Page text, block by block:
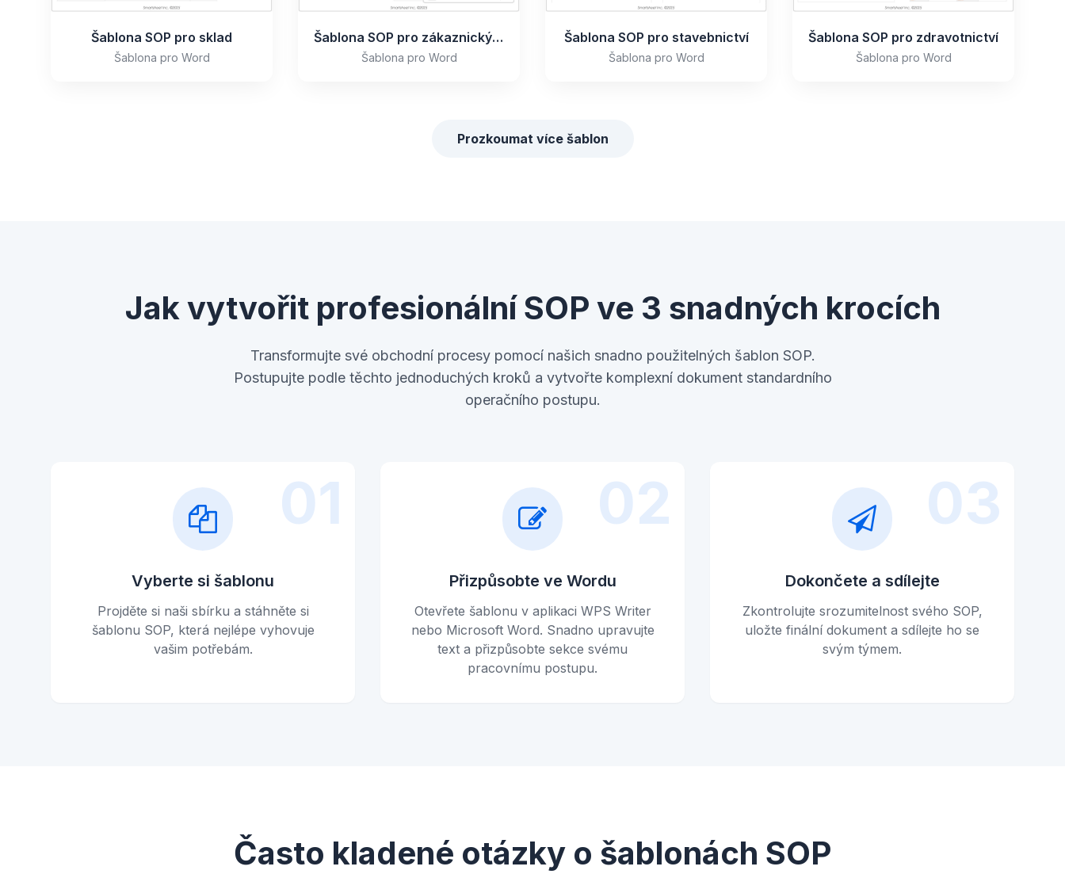
Šablona SOP pro sklad
Šablona pro Word
Šablona SOP pro zákaznický servis
Šablona pro Word
Šablona SOP pro stavebnictví
Šablona pro Word
Šablona SOP pro zdravotnictví
Šablona pro Word
Prozkoumat více šablon
Jak vytvořit profesionální SOP ve 3 snadných krocích
Transformujte své obchodní procesy pomocí našich snadno použitelných šablon SOP.
Postupujte podle těchto jednoduchých kroků a vytvořte komplexní dokument standardního
operačního postupu.
01
Vyberte si šablonu
Projděte si naši sbírku a stáhněte si
šablonu SOP, která nejlépe vyhovuje
vašim potřebám.
02
Přizpůsobte ve Wordu
Otevřete šablonu v aplikaci WPS Writer
nebo Microsoft Word. Snadno upravujte
text a přizpůsobte sekce svému
pracovnímu postupu.
03
Dokončete a sdílejte
Zkontrolujte srozumitelnost svého SOP,
uložte finální dokument a sdílejte ho se
svým týmem.
Často kladené otázky o šablonách SOP